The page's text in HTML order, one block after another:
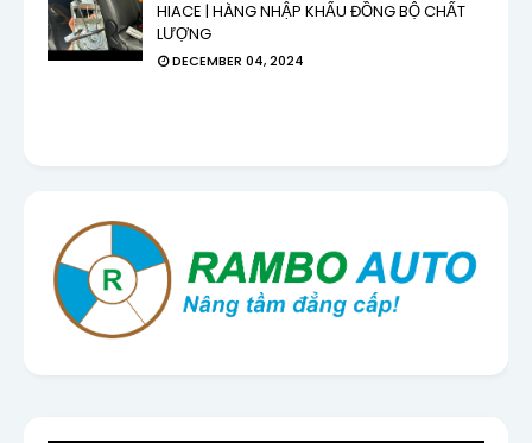
HIACE | HÀNG NHẬP KHẨU ĐỒNG BỘ CHẤT
LƯỢNG
DECEMBER 04, 2024